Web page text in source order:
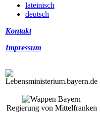
lateinisch
deutsch
Kontakt
Impressum
Regierung von Mittelfranken